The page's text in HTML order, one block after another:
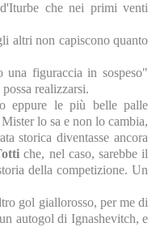
che nei primi venti
altri non capiscono quanto
figuraccia in sospeso"
realizzarsi.
eppure le più belle palle
lo sa e non lo cambia,
storica diventasse ancora
che, nel caso, sarebbe il
della competizione. Un
gol giallorosso, per me di
autogol di Ignashevitch, e